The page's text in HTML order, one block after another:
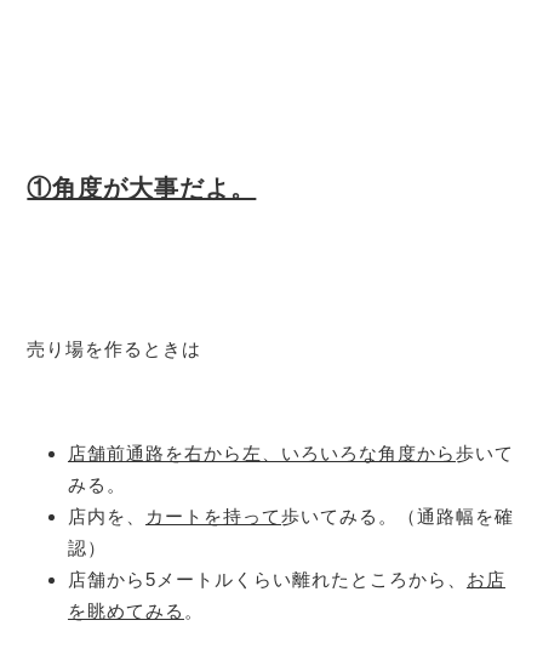
①角度が大事だよ。
売り場を作るときは
店舗前通路を右から左、いろいろな角度から歩いて
みる。
店内を、
カートを持って歩いてみる。（通路幅を確
認）
店舗から5メートルくらい離れたところから、 お店
を眺めてみる 。